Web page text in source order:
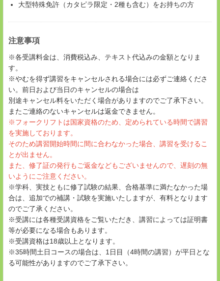
大型特殊免許（カタピラ限定・2種も含む）をお持ちの方
注意事項
※各受講料金は、消費税込み、テキスト代込みの金額となりま
す。
※やむを得ず講習をキャンセルされる場合には必ずご連絡くださ
い。前日および当日のキャンセルの場合は
別途キャンセル料をいただく場合がありますのでご了承下さい。
またご連絡のないキャンセルは返金できません。
※フォークリフトは国家資格のため、定められている時間で講習
を実施しております。
そのため講習開始時間に間に合わなかった場合、講習を受けるこ
とが出ません。
また、修了証の発行もご返金などもございませんので、遅刻の無
いようにご注意ください。
※学科、実技ともに修了試験の結果、合格基準に満たなかった場
合は、追加での補講・試験を実施いたしますが、有料となります
のでご了承ください。
※受講には各種受講資格をご覧いただき、講習によっては証明書
等が必要になる場合もあります。
※受講資格は18歳以上となります。
※35時間土日コースの場合は、1日目（4時間の講習）が平日とな
る可能性がありますのでご了承下さい。